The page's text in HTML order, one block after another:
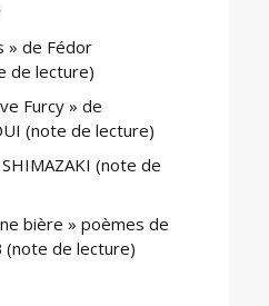
» de Fédor
de lecture)
Furcy » de
(note de lecture)
(note de
bière » poèmes de
(note de lecture)